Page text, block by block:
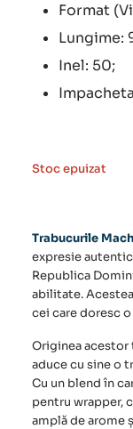
Format
Lungime:
Inel: 50;
Stoc epuizat
Trabucurile
expresie
Republica
abilitate.
cei care doresc
Originea acestor
aduce cu sine o
Cu un blend în
pentru wrapper,
amplă de arome